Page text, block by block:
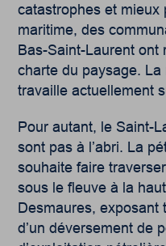
catastrophes et mieux
maritime, des
Bas-Saint-Laurent ont
charte du paysage.
travaille actuellement
Pour autant, le Saint-
sont pas à l’abri. La
souhaite faire
sous le fleuve à la
Desmaures, exposant
d’un déversement de